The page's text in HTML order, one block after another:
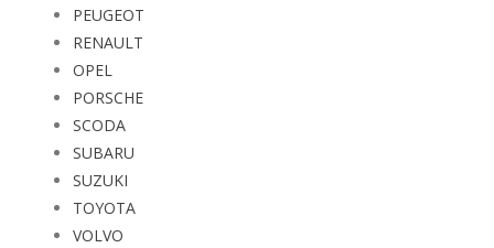
PEUGEOT
RENAULT
OPEL
PORSCHE
SCODA
SUBARU
SUZUKI
TOYOTA
VOLVO